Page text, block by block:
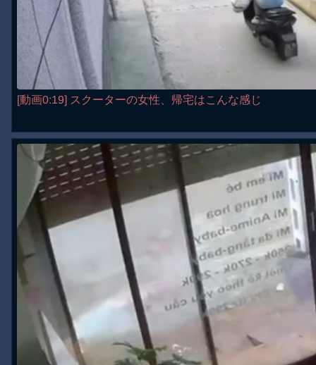
[動画0:19] スクーターの女性、帰宅はこんな感じ